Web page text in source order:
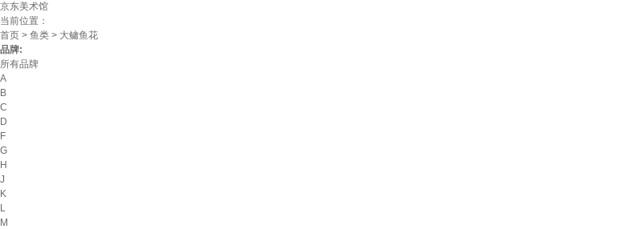
京东美术馆
当前位置：
首页 > 鱼类 > 大鳙鱼花
品牌:
所有品牌
A
B
C
D
F
G
H
J
K
L
M